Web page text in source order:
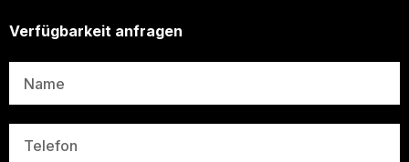
Verfügbarkeit anfragen